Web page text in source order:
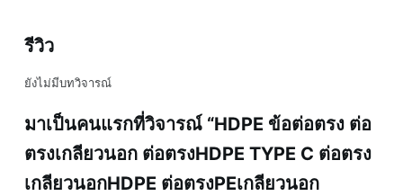
รีวิว
ยังไม่มีบทวิจารณ์
มาเป็นคนแรกที่วิจารณ์ “HDPE ข้อต่อตรง ต่อ
ตรงเกลียวนอก ต่อตรงHDPE TYPE C ต่อตรง
เกลียวนอกHDPE ต่อตรงPEเกลียวนอก